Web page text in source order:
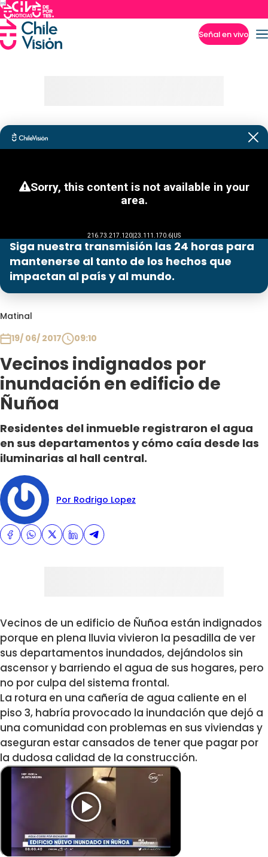
Señal en vivo
Siga nuestra transmisión las 24 horas para
mantenerse al tanto de los hechos que
impactan al país y al mundo.
Matinal
19/ 06/ 2017
09:10
Vecinos indignados por
inundación en edificio de
Ñuñoa
Residentes del inmueble registraron el agua
en sus departamentos y cómo caía desde las
iluminarias al hall central.
Por Rodrigo Lopez
Vecinos de un edificio de Ñuñoa están indignados
porque en plena lluvia vivieron la pesadilla de ver
sus departamentos inundados, dejándolos sin
ascensor y barriendo el agua de sus hogares, pero
no por culpa del sistema frontal.
La rotura en una cañería de agua caliente en el
piso 3, habría provocado la inundación que dejó a
una comunidad con problemas en sus viviendas y
aseguran estar cansados de tener que pagar por
la dudosa calidad de la construcción.
Programas
Contigo en Directo
Plan Perfecto
El Tiempo
Sabingo
Todos Los Programas